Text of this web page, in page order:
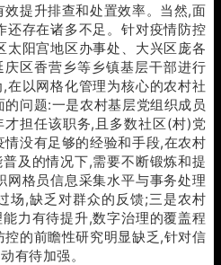
提升排查和处置效率。当然,面
还存在诸多不足。针对疫情防控
太阳宫地区办事处、大兴区庞各
区香营乡等乡镇基层干部进行
在以网格化管理为核心的农村社
问题:一是农村基层党组织成员
担任该职务,且多数社区(村)党
没有足够的经验和手段,在农村
及的情况下,需要不断锻炼和提
网格员信息采集水平与事务处理
场,缺乏对群众的反馈;三是农村
力有待提升,数字治理的覆盖程
的前瞻性研究明显缺乏,针对信
有待加强。